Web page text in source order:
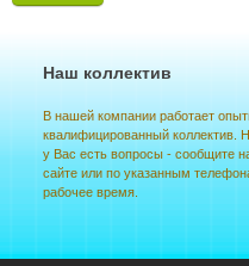
Наш коллектив
В нашей компании работает
квалифицированный коллектив.
у Вас есть вопросы - сообщите
сайте или по указанным
рабочее время.